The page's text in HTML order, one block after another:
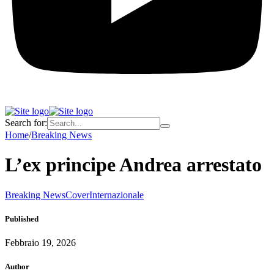
Search for:
Home/Breaking News
L’ex principe Andrea arrestato
Breaking NewsCoverInternazionale
Published
Febbraio 19, 2026
Author